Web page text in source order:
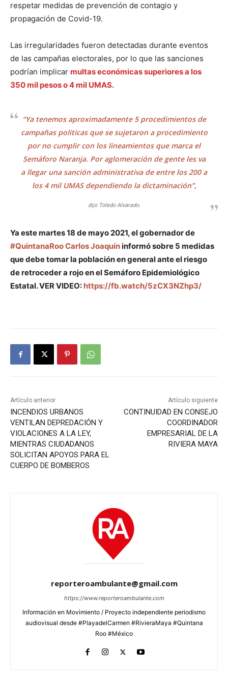
respetar medidas de prevención de contagio y
propagación de Covid-19.
Las irregularidades fueron detectadas durante eventos
de las campañas electorales, por lo que las sanciones
podrían implicar multas económicas superiores a los
350 mil pesos o 4 mil UMAS.
“Ya tenemos aproximadamente 5 procedimientos de
campañas politicas que se sujetaron a procedimiento
por no cumplir con los lineamientos que marca el
Semáforo Naranja. Por aglomeración de gente les va
a llegar una sanción administrativa de entre los 200 a
los 4 mil UMAS dependiendo la dictaminación”,
dijo Toledo Alvarado.
Ya este martes 18 de mayo 2021, el gobernador de
#QuintanaRooCarlos Joaquíninformó sobre 5 medidas
que debe tomar la población en general ante el riesgo
de retroceder a rojo en el Semáforo Epidemiológico
Estatal. VER VIDEO: https://fb.watch/5zCX3NZhp3/
Artículo anterior
INCENDIOS URBANOS
VENTILAN DEPREDACIÓN Y
VIOLACIONES A LA LEY,
MIENTRAS CIUDADANOS
SOLICITAN APOYOS PARA EL
CUERPO DE BOMBEROS
Artículo siguiente
CONTINUIDAD EN CONSEJO
COORDINADOR
EMPRESARIAL DE LA
RIVIERA MAYA
reporteroambulante@gmail.com
https://www.reporteroambulante.com
Información en Movimiento / Proyecto independiente periodismo
audiovisual desde #PlayadelCarmen #RivieraMaya #Quintana
Roo #México